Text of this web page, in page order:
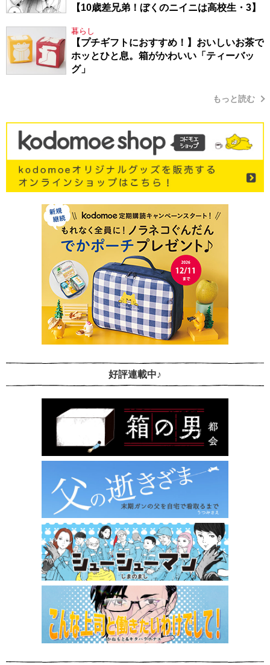
【10歳差兄弟！ぼくのニイニは高校生・3】
暮らし
【プチギフトにおすすめ！】おいしいお茶で
ホッとひと息。箱がかわいい「ティーバッ
グ」
もっと読む
好評連載中♪